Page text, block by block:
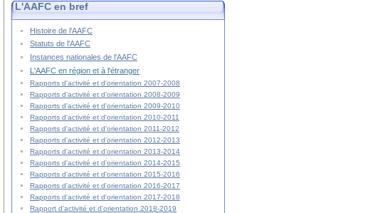
L'AAFC en bref
Histoire de l'AAFC
Statuts de l'AAFC
Instances nationales de l'AAFC
L'AAFC en région et à l'étranger
Rapports d'activité et d'orientation 2007-2008
Rapports d'activité et d'orientation 2008-2009
Rapports d'activité et d'orientation 2009-2010
Rapports d'activité et d'orientation 2010-2011
Rapports d'activité et d'orientation 2011-2012
Rapports d'activité et d'orientation 2012-2013
Rapports d'activité et d'orientation 2013-2014
Rapports d'activité et d'orientation 2014-2015
Rapports d'activité et d'orientation 2015-2016
Rapports d'activité et d'orientation 2016-2017
Rapports d'activité et d'orientation 2017-2018
Rapport d'activité et d'orientation 2018-2019